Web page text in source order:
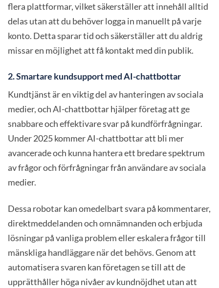
flera plattformar, vilket säkerställer att innehåll alltid
delas utan att du behöver logga in manuellt på varje
konto. Detta sparar tid och säkerställer att du aldrig
missar en möjlighet att få kontakt med din publik.
2. Smartare kundsupport med AI-chattbottar
Kundtjänst är en viktig del av hanteringen av sociala
medier, och AI-chattbottar hjälper företag att ge
snabbare och effektivare svar på kundförfrågningar.
Under 2025 kommer AI-chattbottar att bli mer
avancerade och kunna hantera ett bredare spektrum
av frågor och förfrågningar från användare av sociala
medier.
Dessa robotar kan omedelbart svara på kommentarer,
direktmeddelanden och omnämnanden och erbjuda
lösningar på vanliga problem eller eskalera frågor till
mänskliga handläggare när det behövs. Genom att
automatisera svaren kan företagen se till att de
upprätthåller höga nivåer av kundnöjdhet utan att